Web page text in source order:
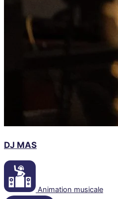
DJ MAS
Animation musicale